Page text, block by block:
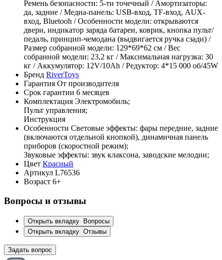
Ремень безопасности: 5-ти точечный / Амортизаторы:
да, задние / Медиа-панель: USB-вход, TF-вход, AUX-
вход, Bluetooh / Особенности модели: открываются
двери, индикатор заряда батареи, коврик, кнопка пульт/
педаль, принцип-чемодана (выдвигается ручка сзади) /
Размер собранной модели: 129*69*62 см / Вес
собранной модели: 23,2 кг / Максимальная нагрузка: 30
кг / Аккумулятор: 12V/10Ah / Редуктор: 4*15 000 об/45W
Бренд RiverToys
Гарантия От производителя
Срок гарантии 6 месяцев
Комплектация Электромобиль;
Пульт управления;
Инструкция
Особенности Световые эффекты: фары передние, задние
(включаются отдельной кнопкой), динамичная панель
приборов (скоростной режим);
Звуковые эффекты: звук клаксона, заводские мелодии;
Цвет Красный
Артикул L76536
Возраст 6+
Вопросы и отзывы
Открыть вкладку
Вопросы
Открыть вкладку Отзывы
Задать вопрос